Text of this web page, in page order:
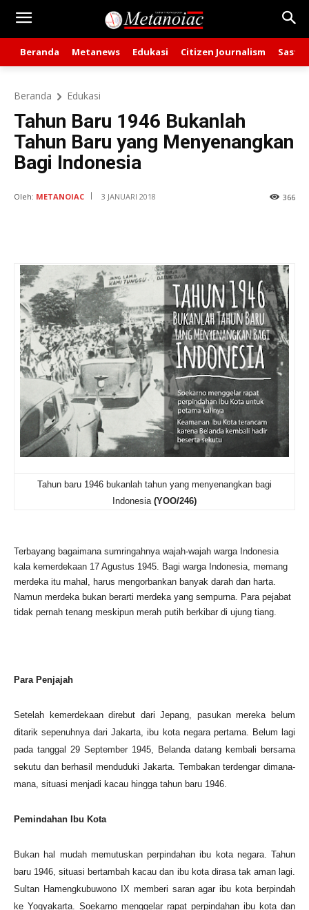
Beranda Metanews Edukasi Citizen Journalism Sastra
Beranda Edukasi
Tahun Baru 1946 Bukanlah
Tahun Baru yang Menyenangkan
Bagi Indonesia
366
Oleh: METANOIAC 3 JANUARI 2018
Tahun baru 1946 bukanlah tahun yang menyenangkan bagi
Indonesia (YOO/246)
Terbayang bagaimana sumringahnya wajah-wajah warga Indonesia
kala kemerdekaan 17 Agustus 1945. Bagi warga Indonesia, memang
merdeka itu mahal, harus mengorbankan banyak darah dan harta.
Namun merdeka bukan berarti merdeka yang sempurna. Para pejabat
tidak pernah tenang meskipun merah putih berkibar di ujung tiang.
Para Penjajah
Setelah kemerdekaan direbut dari Jepang, pasukan mereka belum
ditarik sepenuhnya dari Jakarta, ibu kota negara pertama. Belum lagi
pada tanggal 29 September 1945, Belanda datang kembali bersama
sekutu dan berhasil menduduki Jakarta. Tembakan terdengar dimana-
mana, situasi menjadi kacau hingga tahun baru 1946.
Pemindahan Ibu Kota
Bukan hal mudah memutuskan perpindahan ibu kota negara. Tahun
baru 1946, situasi bertambah kacau dan ibu kota dirasa tak aman lagi.
Sultan Hamengkubuwono IX memberi saran agar ibu kota berpindah
ke Yogyakarta. Soekarno menggelar rapat perpindahan ibu kota dan